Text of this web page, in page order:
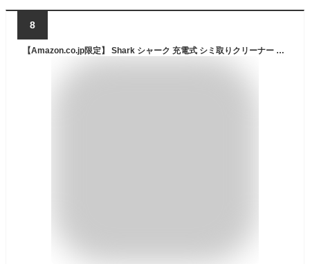
8
【Amazon.co.jp限定】 Shark シャーク 充電式 シミ取りクリーナー Stain Force 水と比べて洗浄力が2倍 専用洗剤付 ハンディ クリーナー シミ ワイン ペット ソファー HX100JNC ホワイト HX100J